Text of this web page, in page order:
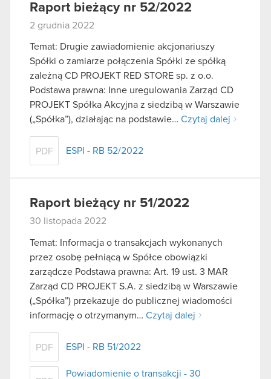
Raport bieżący nr 52/2022
2 grudnia 2022
Temat: Drugie zawiadomienie akcjonariuszy
Spółki o zamiarze połączenia Spółki ze spółką
zależną CD PROJEKT RED STORE sp. z o.o.
Podstawa prawna: Inne uregulowania Zarząd CD
PROJEKT Spółka Akcyjna z siedzibą w Warszawie
(„Spółka”), działając na podstawie… Czytaj dalej
PDF ESPI - RB 52/2022
Raport bieżący nr 51/2022
30 listopada 2022
Temat: Informacja o transakcjach wykonanych
przez osobę pełniącą w Spółce obowiązki
zarządcze Podstawa prawna: Art. 19 ust. 3 MAR
Zarząd CD PROJEKT S.A. z siedzibą w Warszawie
(„Spółka”) przekazuje do publicznej wiadomości
informację o otrzymanym… Czytaj dalej
PDF ESPI - RB 51/2022
Powiadomienie o transakcji - 30